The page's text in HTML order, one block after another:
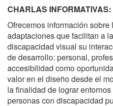
CHARLAS INFORMATIVAS:
Ofrecemos información
adaptaciones que facilitan a
discapacidad visual su
de desarrollo: personal,
accesibilidad como
valor en el diseño desde el
la finalidad de lograr
personas con discapacidad